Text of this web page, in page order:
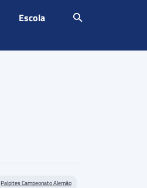
Escola
Palpites Campeonato Alemão